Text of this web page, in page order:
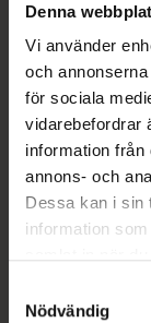
Denna
Vi använder
och
för sociala
vidarebefordrar
information från
annons- och
Dessa kan i sin
information
återkalla ditt
Nödvändig
Aktuella
EAN: